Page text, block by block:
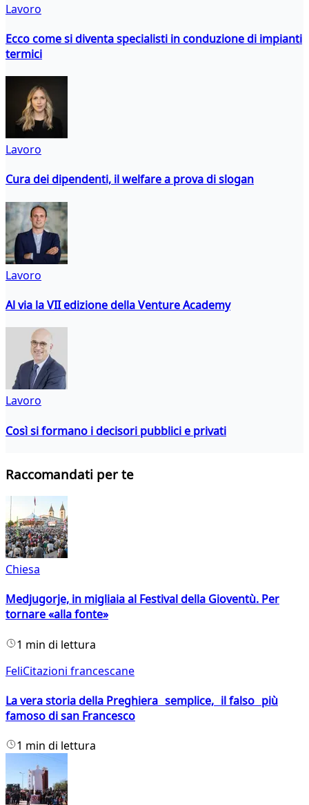
Lavoro
Ecco come si diventa specialisti in conduzione di impianti
termici
Lavoro
Cura dei dipendenti, il welfare a prova di slogan
Lavoro
Al via la VII edizione della Venture Academy
Lavoro
Così si formano i decisori pubblici e privati
Raccomandati per te
Chiesa
Medjugorje, in migliaia al Festival della Gioventù. Per
tornare «alla fonte»
1 min di lettura
FeliCitazioni francescane
La vera storia della Preghiera semplice, il falso più
famoso di san Francesco
1 min di lettura